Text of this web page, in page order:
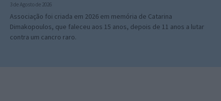
3 de Agosto de 2026
Associação foi criada em 2026 em memória de Catarina
Dimakopoulos, que faleceu aos 15 anos, depois de 11 anos a lutar
contra um cancro raro.